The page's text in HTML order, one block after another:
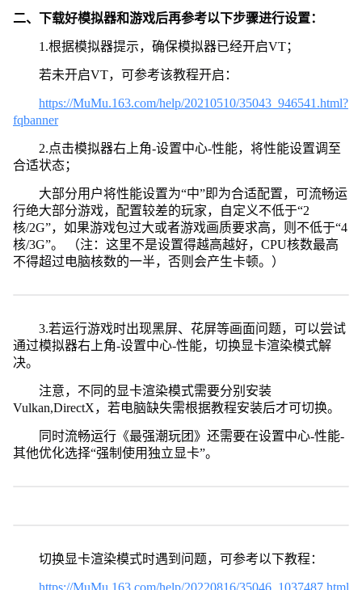
二、下载好模拟器和游戏后再参考以下步骤进行设置：
1.根据模拟器提示，确保模拟器已经开启VT；
若未开启VT，可参考该教程开启：
https://MuMu.163.com/help/20210510/35043_946541.html?
fqbanner
2.点击模拟器右上角-设置中心-性能，将性能设置调至
合适状态；
大部分用户将性能设置为“中”即为合适配置，可流畅运
行绝大部分游戏，配置较差的玩家，自定义不低于“2
核/2G”，如果游戏包过大或者游戏画质要求高，则不低于“4
核/3G”。 （注：这里不是设置得越高越好，CPU核数最高
不得超过电脑核数的一半，否则会产生卡顿。）
3.若运行游戏时出现黑屏、花屏等画面问题，可以尝试
通过模拟器右上角-设置中心-性能，切换显卡渲染模式解
决。
注意，不同的显卡渲染模式需要分别安装
Vulkan,DirectX，若电脑缺失需根据教程安装后才可切换。
同时流畅运行《最强潮玩团》还需要在设置中心-性能-
其他优化选择“强制使用独立显卡”。
切换显卡渲染模式时遇到问题，可参考以下教程：
https://MuMu.163.com/help/20220816/35046_1037487.html